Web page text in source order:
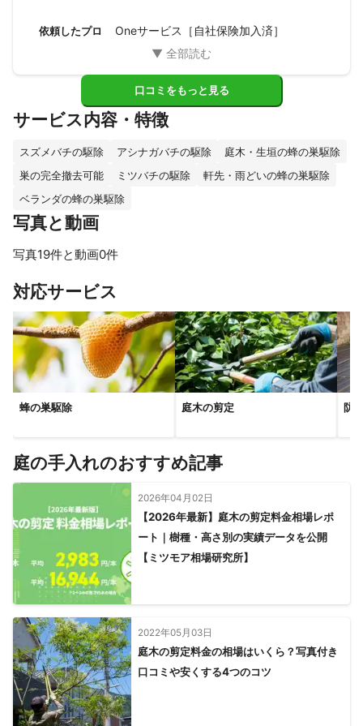
依頼したプロ Oneサービス［自社保険加入済］
口コミをもっと見る
サービス内容・特徴
スズメバチの駆除 アシナガバチの駆除
庭木・生垣の蜂の巣駆除
巣の完全撤去可能
ミツバチの駆除
軒先・雨どいの蜂の巣駆除
ベランダの蜂の巣駆除
写真と動画
写真19件と動画0件
対応サービス
蜂の巣駆除 庭木の剪定 防
庭の手入れのおすすめ記事
2026年04月02日
【2026年最新】庭木の剪定料金相場レポ
ート｜樹種・高さ別の実績データを公開
【ミツモア相場研究所】
2022年05月03日
庭木の剪定料金の相場はいくら？写真付き
口コミや安くする4つのコツ